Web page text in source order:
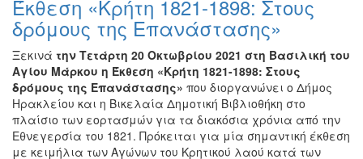
Ζωγραφική
Φωτογραφία
Τραγούδι
Μουσική
Κινηματογράφος
Χορός
Έκθεση «Κρήτη 1821-1898: Στους
δρόμους της Επανάστασης»
Ξεκινά την Τετάρτη 20 Οκτωβρίου 2021 στη Βασιλική του
Αγίου Μάρκου η Έκθεση «Κρήτη 1821-1898: Στους
δρόμους της Επανάστασης» που διοργανώνει ο Δήμος
Ηρακλείου και η Βικελαία Δημοτική Βιβλιοθήκη στο
πλαίσιο των εορτασμών για τα διακόσια χρόνια από την
Εθνεγερσία του 1821. Πρόκειται για μία σημαντική έκθεση
με κειμήλια των Αγώνων του Κρητικού λαού κατά των